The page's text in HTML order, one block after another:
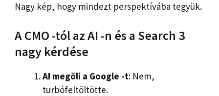
Nagy kép, hogy mindezt perspektívába tegyük.
A CMO -tól az AI -n és a Search 3
nagy kérdése
AI megöli a Google -t: Nem,
turbófeltöltötte.